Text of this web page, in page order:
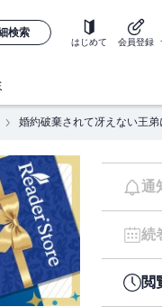
検索
はじめて 会員登録
婚約破棄されて冴えない王弟
通
続
閲